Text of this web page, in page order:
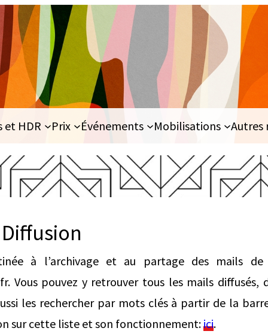
et HDR Prix Événements Mobilisations Autres
à l’archivage et au partage des mails
Vous pouvez y retrouver tous les mails
les rechercher par mots clés à partir de la
sur cette liste et son fonctionnement:ici.